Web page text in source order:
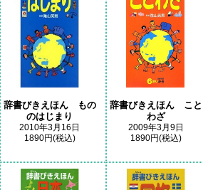
辞書びきえほん もの
のはじまり
2010年3月16日
1890円(税込)
辞書びきえほん こと
わざ
2009年3月9日
1890円(税込)